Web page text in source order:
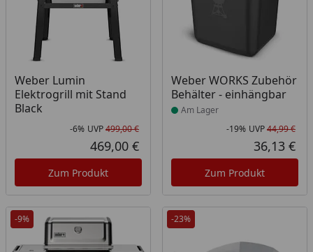
Weber Lumin
Elektrogrill mit Stand
Black
Rabatt in Prozent
-6%
Ursprünglicher Preis
UVP499,00 €
Aktueller Preis
469,00 €
Zum Produkt
Weber WORKS Zubehör
Behälter - einhängbar
Produkt am Lager
Am Lager
-19% UVP44,99 €
36,13 €
Zum Produkt
-9% -23%